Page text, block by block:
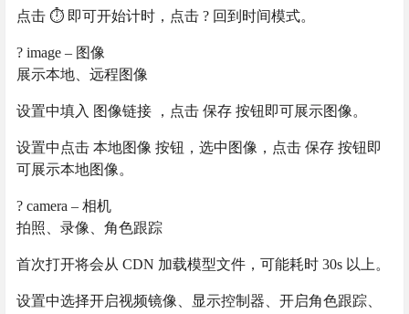
点击 ⏱️ 即可开始计时，点击 ? 回到时间模式。
?️ image – 图像
展示本地、远程图像
设置中填入 图像链接 ，点击 保存 按钮即可展示图像。
设置中点击 本地图像 按钮，选中图像，点击 保存 按钮即
可展示本地图像。
? camera – 相机
拍照、录像、角色跟踪
首次打开将会从 CDN 加载模型文件，可能耗时 30s 以上。
设置中选择开启视频镜像、显示控制器、开启角色跟踪、